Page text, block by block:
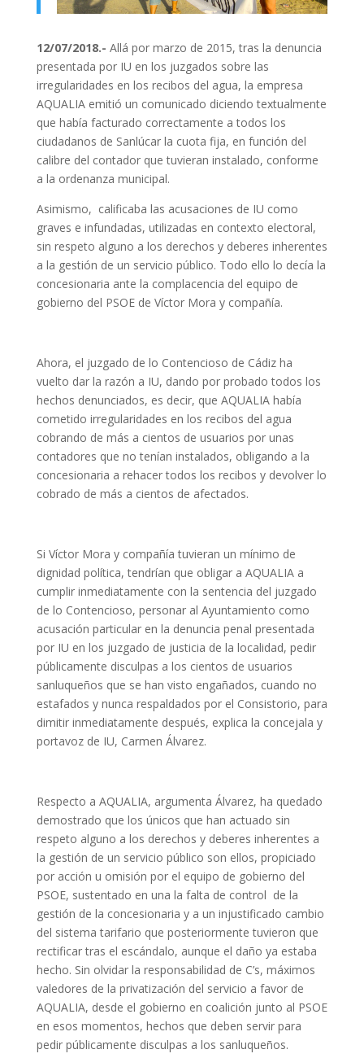
12/07/2018.- Allá por marzo de 2015, tras la denuncia
presentada por IU en los juzgados sobre las
irregularidades en los recibos del agua, la empresa
AQUALIA emitió un comunicado diciendo textualmente
que había facturado correctamente a todos los
ciudadanos de Sanlúcar la cuota fija, en función del
calibre del contador que tuvieran instalado, conforme
a la ordenanza municipal.
Asimismo, calificaba las acusaciones de IU como
graves e infundadas, utilizadas en contexto electoral,
sin respeto alguno a los derechos y deberes inherentes
a la gestión de un servicio público. Todo ello lo decía la
concesionaria ante la complacencia del equipo de
gobierno del PSOE de Víctor Mora y compañía.
Ahora, el juzgado de lo Contencioso de Cádiz ha
vuelto dar la razón a IU, dando por probado todos los
hechos denunciados, es decir, que AQUALIA había
cometido irregularidades en los recibos del agua
cobrando de más a cientos de usuarios por unas
contadores que no tenían instalados, obligando a la
concesionaria a rehacer todos los recibos y devolver lo
cobrado de más a cientos de afectados.
Si Víctor Mora y compañía tuvieran un mínimo de
dignidad política, tendrían que obligar a AQUALIA a
cumplir inmediatamente con la sentencia del juzgado
de lo Contencioso, personar al Ayuntamiento como
acusación particular en la denuncia penal presentada
por IU en los juzgado de justicia de la localidad, pedir
públicamente disculpas a los cientos de usuarios
sanluqueños que se han visto engañados, cuando no
estafados y nunca respaldados por el Consistorio, para
dimitir inmediatamente después, explica la concejala y
portavoz de IU, Carmen Álvarez.
Respecto a AQUALIA, argumenta Álvarez, ha quedado
demostrado que los únicos que han actuado sin
respeto alguno a los derechos y deberes inherentes a
la gestión de un servicio público son ellos, propiciado
por acción u omisión por el equipo de gobierno del
PSOE, sustentado en una la falta de control de la
gestión de la concesionaria y a un injustificado cambio
del sistema tarifario que posteriormente tuvieron que
rectificar tras el escándalo, aunque el daño ya estaba
hecho. Sin olvidar la responsabilidad de C’s, máximos
valedores de la privatización del servicio a favor de
AQUALIA, desde el gobierno en coalición junto al PSOE
en esos momentos, hechos que deben servir para
pedir públicamente disculpas a los sanluqueños.